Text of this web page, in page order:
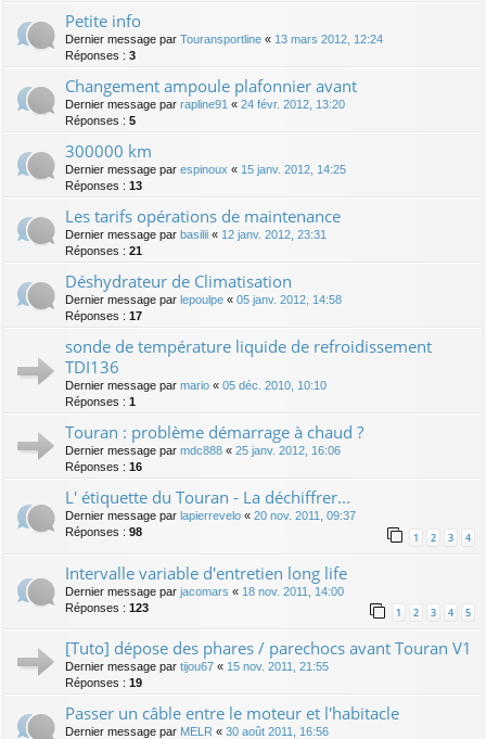
Petite info
Dernier message par Touransportline « 13 mars 2012, 12:24
Réponses : 3
Changement ampoule plafonnier avant
Dernier message par rapline91 « 24 févr. 2012, 13:20
Réponses : 5
300000 km
Dernier message par espinoux « 15 janv. 2012, 14:25
Réponses : 13
Les tarifs opérations de maintenance
Dernier message par basilii « 12 janv. 2012, 23:31
Réponses : 21
Déshydrateur de Climatisation
Dernier message par lepoulpe « 05 janv. 2012, 14:58
Réponses : 17
sonde de température liquide de refroidissement
TDI136
Dernier message par mario « 05 déc. 2010, 10:10
Réponses : 1
Touran : problème démarrage à chaud ?
Dernier message par mdc888 « 25 janv. 2012, 16:06
Réponses : 16
L' étiquette du Touran - La déchiffrer...
Dernier message par lapierrevelo « 20 nov. 2011, 09:37
Réponses : 98 1 2 3 4
Intervalle variable d'entretien long life
Dernier message par jacomars « 18 nov. 2011, 14:00
Réponses : 123 1 2 3 4 5
[Tuto] dépose des phares / parechocs avant Touran V1
Dernier message par tijou67 « 15 nov. 2011, 21:55
Réponses : 19
Passer un câble entre le moteur et l'habitacle
Dernier message par MELR « 30 août 2011, 16:56